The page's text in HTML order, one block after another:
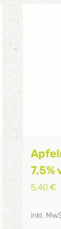
7,5%
5,40 €
inkl.